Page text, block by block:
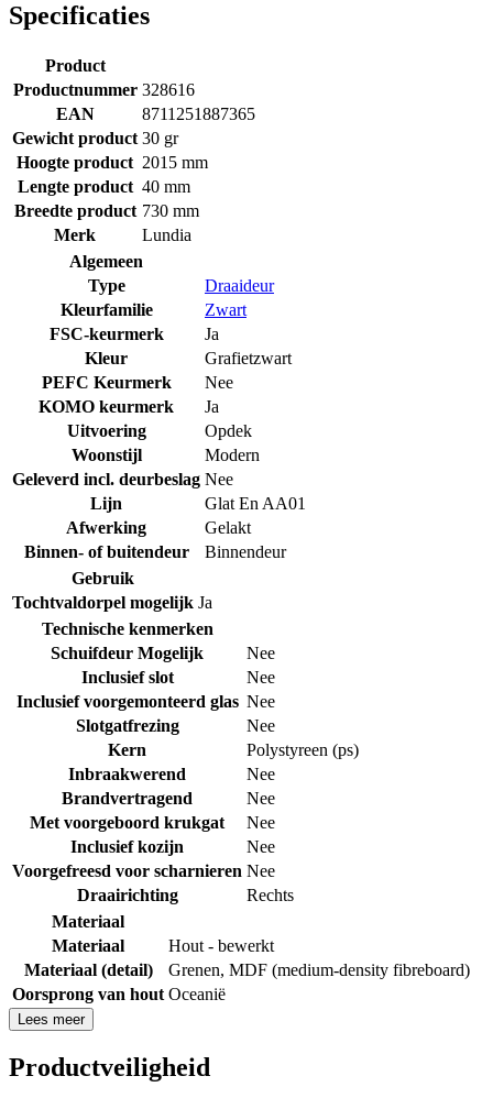
Specificaties
Product
Productnummer 328616
EAN
8711251887365
Gewicht product 30 gr
Hoogte product 2015 mm
Lengte product 40 mm
Breedte product 730 mm
Merk
Lundia
Algemeen
Type
Draaideur
Kleurfamilie
Zwart
FSC-keurmerk
Ja
Kleur
Grafietzwart
PEFC Keurmerk
Nee
KOMO keurmerk
Ja
Uitvoering
Opdek
Woonstijl
Modern
Geleverd incl. deurbeslag Nee
Lijn
Glat En AA01
Afwerking
Gelakt
Binnen- of buitendeur
Binnendeur
Gebruik
Tochtvaldorpel mogelijk Ja
Technische kenmerken
Schuifdeur Mogelijk
Nee
Inclusief slot
Nee
Inclusief voorgemonteerd glas Nee
Slotgatfrezing
Nee
Kern
Polystyreen (ps)
Inbraakwerend
Nee
Brandvertragend
Nee
Met voorgeboord krukgat
Nee
Inclusief kozijn
Nee
Voorgefreesd voor scharnieren Nee
Draairichting
Rechts
Materiaal
Materiaal
Hout - bewerkt
Materiaal (detail)
Grenen, MDF (medium-density fibreboard)
Oorsprong van hout Oceanië
Lees meer
Productveiligheid